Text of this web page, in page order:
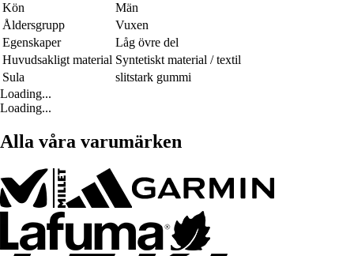
Kön
Män
Åldersgrupp
Vuxen
Egenskaper
Låg övre del
Huvudsakligt material Syntetiskt material / textil
Sula
slitstark gummi
Loading...
Loading...
Alla våra varumärken